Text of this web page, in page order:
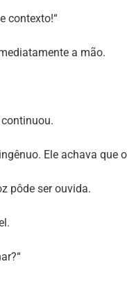
contexto!“
a mão.
Ele achava
pôde ser ouvida.